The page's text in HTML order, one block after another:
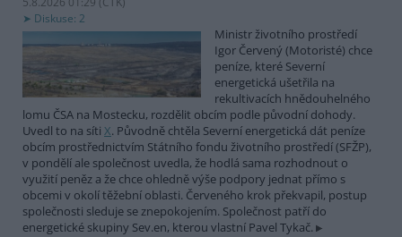
Diskuse: 2
Ministr životního prostředí
Igor Červený (Motoristé) chce
peníze, které Severní
energetická ušetřila na
rekultivacích hnědouhelného
lomu ČSA na Mostecku, rozdělit obcím podle původní dohody.
Uvedl to na síti X. Původně chtěla Severní energetická dát peníze
obcím prostřednictvím Státního fondu životního prostředí (SFŽP),
v pondělí ale společnost uvedla, že hodlá sama rozhodnout o
využití peněz a že chce ohledně výše podpory jednat přímo s
obcemi v okolí těžební oblasti. Červeného krok překvapil, postup
společnosti sleduje se znepokojením. Společnost patří do
energetické skupiny Sev.en, kterou vlastní Pavel Tykač.